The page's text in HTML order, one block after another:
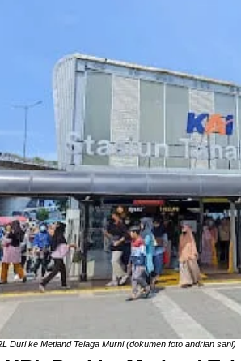
Duri ke Metland Telaga Murni (dokumen foto andrian sani)